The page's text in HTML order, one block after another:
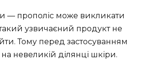
— прополіс може викликати
такий узвичаєний продукт не
Тому перед застосуванням
на невеликій ділянці шкіри.